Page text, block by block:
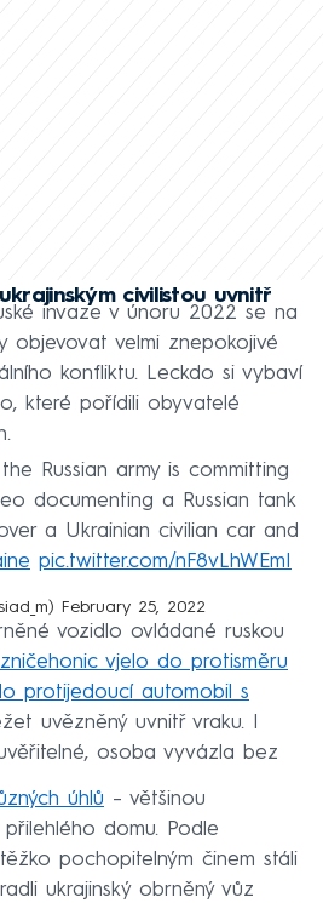
civilistou uvnitř
invaze v únoru 2022 se na
objevovat velmi znepokojivé
konfliktu. Leckdo si vybaví
které pořídili obyvatelé
Russian army is committing
documenting a Russian tank
a Ukrainian civilian car and
pic.twitter.com/nF8vLhWEmI
February 25, 2022
vozidlo ovládané ruskou
vjelo do protisměru
protijedoucí automobil s
uvězněný uvnitř vraku. I
osoba vyvázla bez
úhlů – většinou
domu. Podle
pochopitelným činem stáli
ukrajinský obrněný vůz